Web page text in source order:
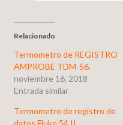
Relacionado
Termometro de REGISTRO
AMPROBE TDM-56.
noviembre 16, 2018
Entrada similar
Termometro de registro de
datos Fluke 54 II